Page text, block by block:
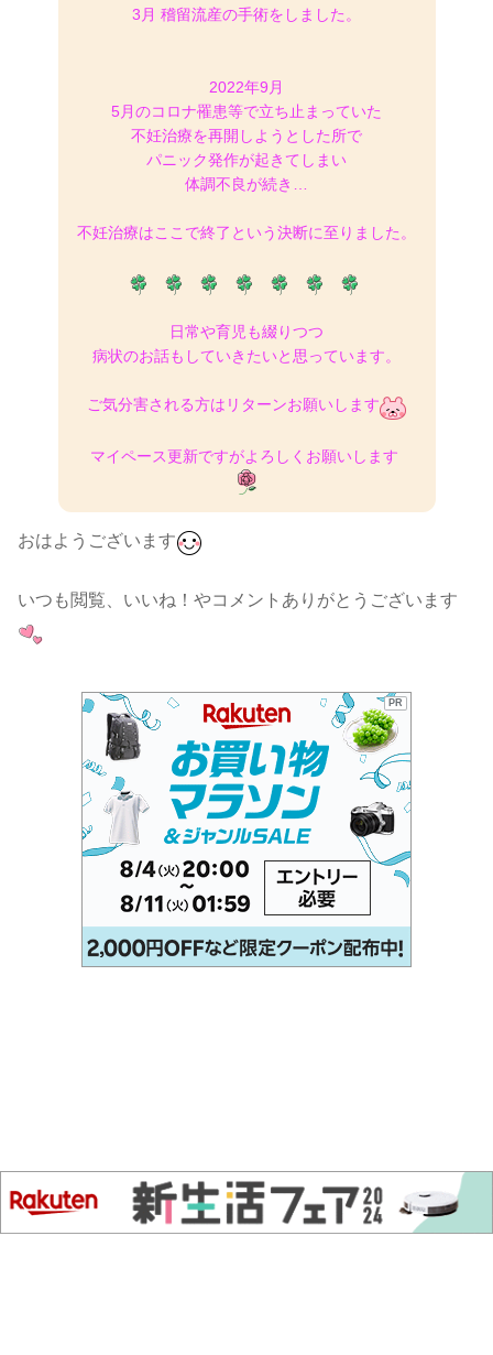
3月 稽留流産の手術をしました。
2022年9月
5月のコロナ罹患等で立ち止まっていた
不妊治療を再開しようとした所で
パニック発作が起きてしまい
体調不良が続き…
不妊治療はここで終了という決断に至りました。
日常や育児も綴りつつ
病状のお話もしていきたいと思っています。
ご気分害される方はリターンお願いします
マイペース更新ですがよろしくお願いします
おはようございます
いつも閲覧、いいね！やコメントありがとうございます
PR